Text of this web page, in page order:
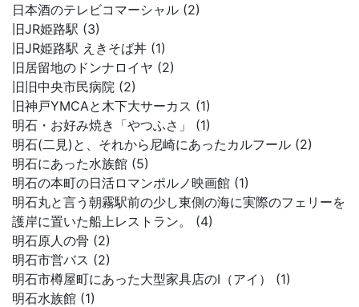
日本酒のテレビコマーシャル (2)
旧JR姫路駅 (3)
旧JR姫路駅 えきそば丼 (1)
旧居留地のドンナロイヤ (2)
旧旧中央市民病院 (2)
旧神戸YMCAと木下大サーカス (1)
明石・お好み焼き「やつふさ」 (1)
明石(二見)と、それから尼崎にあったカルフール (2)
明石にあった水族館 (5)
明石の本町の日活ロマンポルノ映画館 (1)
明石丸と言う朝霧駅前の少し東側の海に実際のフェリーを
護岸に置いた船上レストラン。 (4)
明石原人の骨 (2)
明石市営バス (2)
明石市樽屋町にあった大型家具店のI（アイ） (1)
明石水族館 (1)